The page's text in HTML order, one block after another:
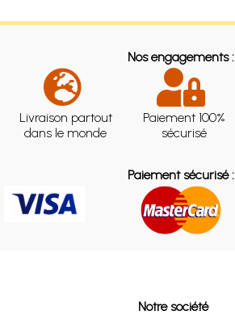
Nos engagements :
Livraison partout
dans le monde
Paiement 100%
sécurisé
Paiement sécurisé :
Notre société